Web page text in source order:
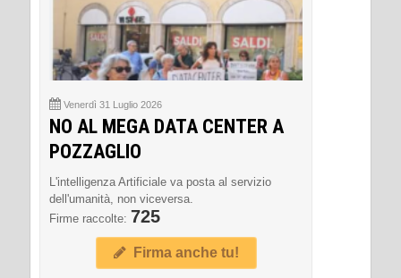
Venerdì 31 Luglio 2026
NO AL MEGA DATA CENTER A
POZZAGLIO
L'intelligenza Artificiale va posta al servizio
dell'umanità, non viceversa.
Firme raccolte: 725
Firma anche tu!